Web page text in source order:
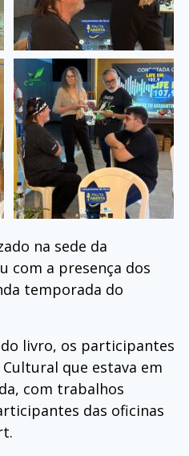
na sede da
com a presença dos
temporada do
livro, os participantes
que estava em
com trabalhos
das oficinas